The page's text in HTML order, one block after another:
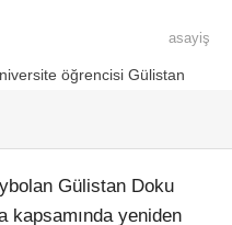
asayiş
Gülistan Doku
kapsamında yeniden